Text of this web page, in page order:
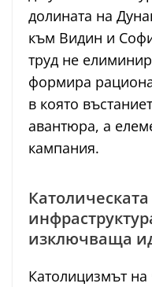
долината на
към Видин и
труд не
формира
в която
авантюра, а
кампания.
изключваща
Католицизмът на